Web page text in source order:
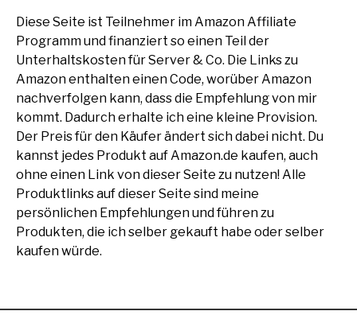
Diese Seite ist Teilnehmer im Amazon Affiliate
Programm und finanziert so einen Teil der
Unterhaltskosten für Server & Co. Die Links zu
Amazon enthalten einen Code, worüber Amazon
nachverfolgen kann, dass die Empfehlung von mir
kommt. Dadurch erhalte ich eine kleine Provision.
Der Preis für den Käufer ändert sich dabei nicht. Du
kannst jedes Produkt auf Amazon.de kaufen, auch
ohne einen Link von dieser Seite zu nutzen! Alle
Produktlinks auf dieser Seite sind meine
persönlichen Empfehlungen und führen zu
Produkten, die ich selber gekauft habe oder selber
kaufen würde.